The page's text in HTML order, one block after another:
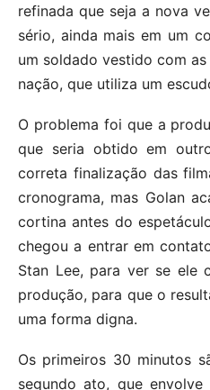
refinada que seja a nova
sério, ainda mais em um
um soldado vestido com
nação, que utiliza um
O problema foi que a
que seria obtido em
correta finalização das
cronograma, mas Golan
cortina antes do
chegou a entrar em
Stan Lee, para ver se ele
produção, para que o
uma forma digna.
Os primeiros 30 minutos
segundo ato, que